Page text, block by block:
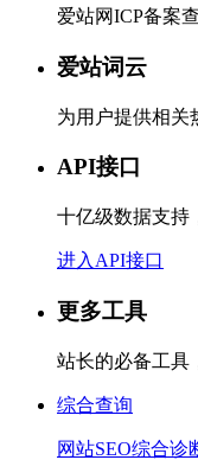
爱站网ICP备案
爱站词云
为用户提供相关
API接口
十亿级数据支持
进入API接口
更多工具
站长的必备工具
综合查询
网站SEO综合诊